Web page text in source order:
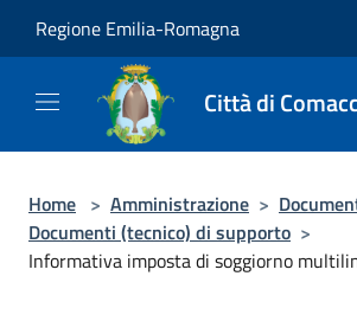
Regione Emilia-Romagna
Città di
Home > Amministrazione >
Documenti (tecnico) di supporto >
Informativa imposta di soggiorno